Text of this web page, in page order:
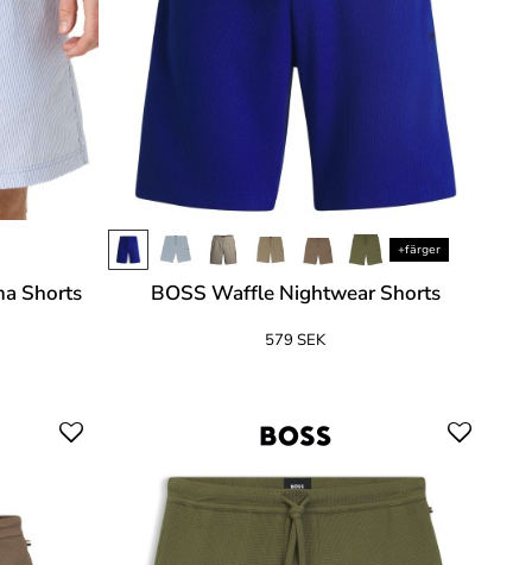
Shorts
+färger
BOSS Waffle Nightwear Shorts
579 SEK